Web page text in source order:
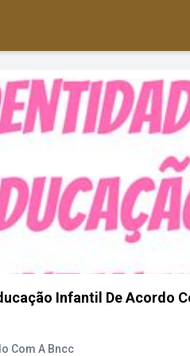
Infantil De Acordo
Com A Bncc